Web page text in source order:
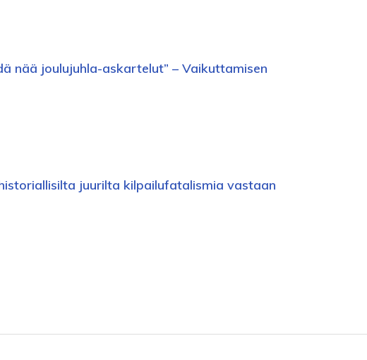
nää joulujuhla-askartelut” – Vaikuttamisen
juurilta kilpailufatalismia vastaan